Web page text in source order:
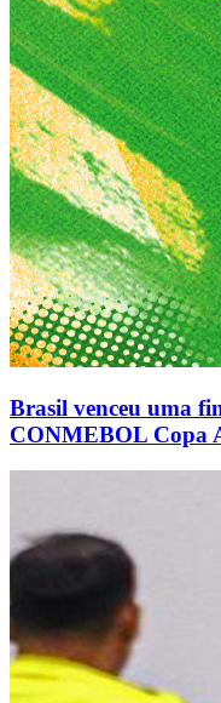
Brasil venceu uma
CONMEBOL Copa